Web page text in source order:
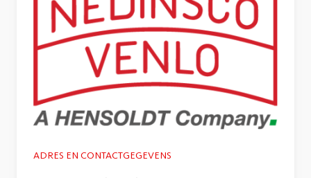
ADRES EN CONTACTGEGEVENS